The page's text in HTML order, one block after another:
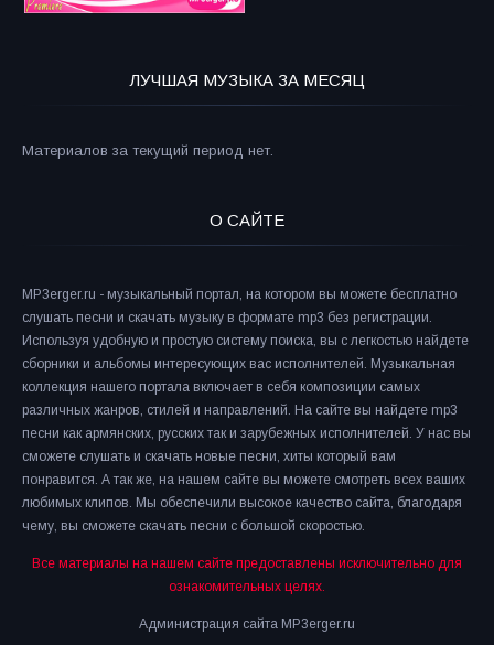
ЛУЧШАЯ МУЗЫКА ЗА МЕСЯЦ
Материалов за текущий период нет.
О САЙТЕ
MP3erger.ru - музыкальный портал, на котором вы можете бесплатно
слушать песни и скачать музыку в формате mp3 без регистрации.
Используя удобную и простую систему поиска, вы с легкостью найдете
сборники и альбомы интересующих вас исполнителей. Музыкальная
коллекция нашего портала включает в себя композиции самых
различных жанров, стилей и направлений. На сайте вы найдете mp3
песни как армянских, русских так и зарубежных исполнителей. У нас вы
сможете слушать и скачать новые песни, хиты который вам
понравится. А так же, на нашем сайте вы можете смотреть всех ваших
любимых клипов. Мы обеспечили высокое качество сайта, благодаря
чему, вы сможете скачать песни с большой скоростью.
Все материалы на нашем сайте предоставлены исключительно для
ознакомительных целях.
Администрация сайта MP3erger.ru